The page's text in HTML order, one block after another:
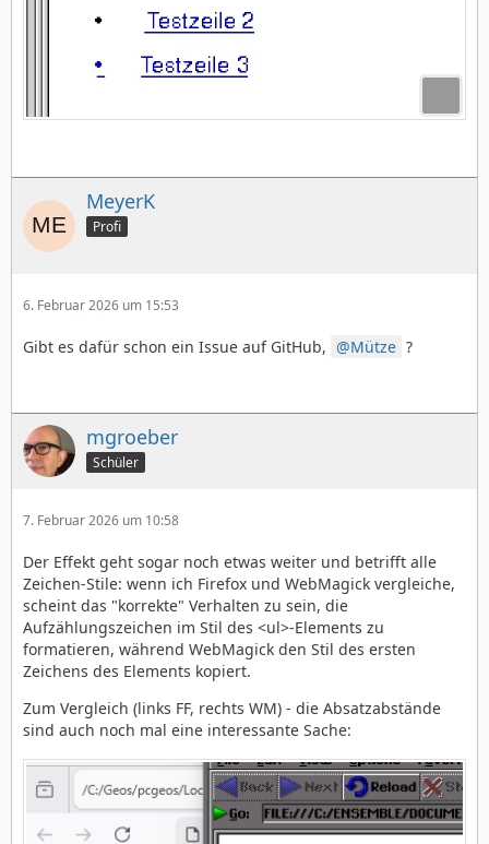
MeyerK
Profi
6. Februar 2026 um 15:53
Gibt es dafür schon ein Issue auf GitHub, Mütze ?
mgroeber
Schüler
7. Februar 2026 um 10:58
Der Effekt geht sogar noch etwas weiter und betrifft alle
Zeichen-Stile: wenn ich Firefox und WebMagick vergleiche,
scheint das "korrekte" Verhalten zu sein, die
Aufzählungszeichen im Stil des <ul>-Elements zu
formatieren, während WebMagick den Stil des ersten
Zeichens des Elements kopiert.
Zum Vergleich (links FF, rechts WM) - die Absatzabstände
sind auch noch mal eine interessante Sache: